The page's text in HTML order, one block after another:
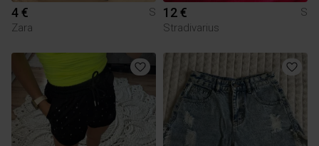
4 €
S
Zara
12 €
S
Stradivarius